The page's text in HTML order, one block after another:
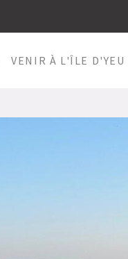
VENIR À L'ÎLE D'YEU